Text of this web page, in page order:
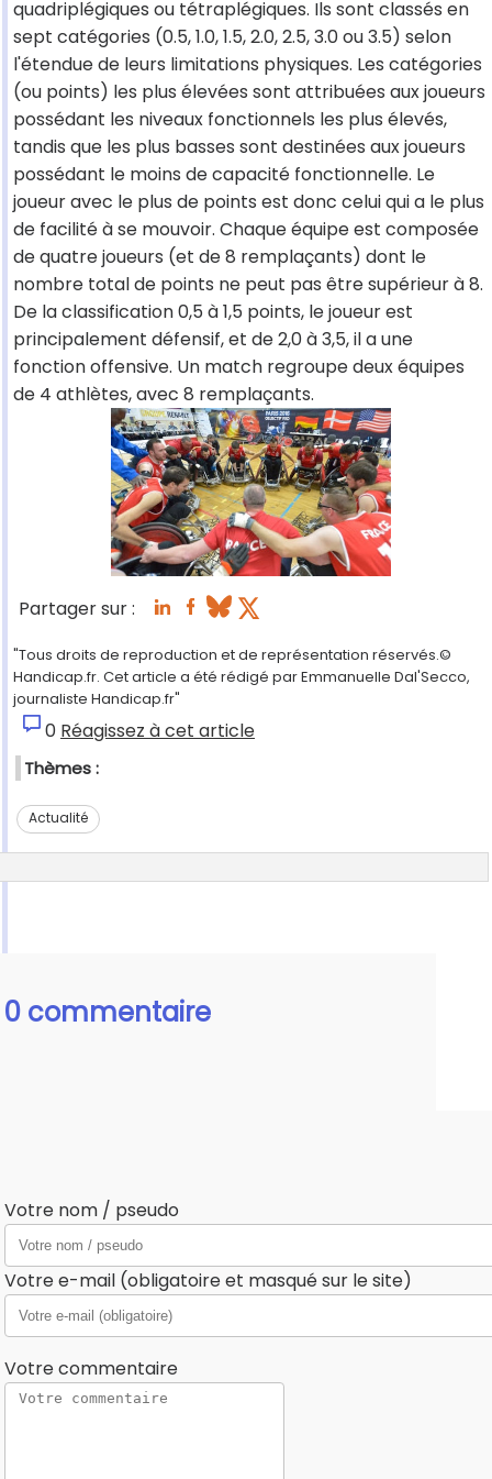
quadriplégiques ou tétraplégiques. Ils sont classés en
sept catégories (0.5, 1.0, 1.5, 2.0, 2.5, 3.0 ou 3.5) selon
l'étendue de leurs limitations physiques. Les catégories
(ou points) les plus élevées sont attribuées aux joueurs
possédant les niveaux fonctionnels les plus élevés,
tandis que les plus basses sont destinées aux joueurs
possédant le moins de capacité fonctionnelle. Le
joueur avec le plus de points est donc celui qui a le plus
de facilité à se mouvoir. Chaque équipe est composée
de quatre joueurs (et de 8 remplaçants) dont le
nombre total de points ne peut pas être supérieur à 8.
De la classification 0,5 à 1,5 points, le joueur est
principalement défensif, et de 2,0 à 3,5, il a une
fonction offensive. Un match regroupe deux équipes
de 4 athlètes, avec 8 remplaçants.
Partager sur :
"Tous droits de reproduction et de représentation réservés.©
Handicap.fr. Cet article a été rédigé par Emmanuelle Dal'Secco,
journaliste Handicap.fr"
0 Réagissez à cet article
Thèmes :
Actualité
0 commentaire
Votre nom / pseudo
Votre e-mail (obligatoire et masqué sur le site)
Votre commentaire